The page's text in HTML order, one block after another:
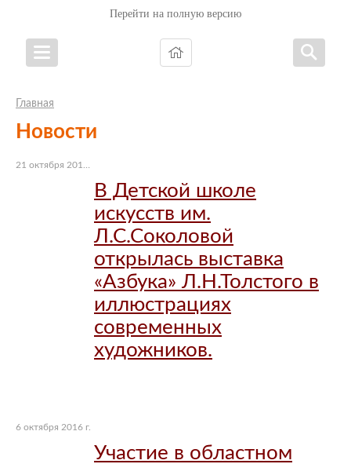
Перейти на полную версию
Главная
Новости
21 октября 2016 г.
В Детской школе
искусств им.
Л.С.Соколовой
открылась выставка
«Азбука» Л.Н.Толстого в
иллюстрациях
современных
художников.
6 октября 2016 г.
Участие в областном